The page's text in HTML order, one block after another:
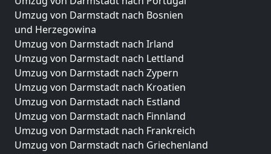
Umzug von Darmstadt nach Bosnien
und Herzegowina
Umzug von Darmstadt nach Irland
Umzug von Darmstadt nach Lettland
Umzug von Darmstadt nach Zypern
Umzug von Darmstadt nach Kroatien
Umzug von Darmstadt nach Estland
Umzug von Darmstadt nach Finnland
Umzug von Darmstadt nach Frankreich
Umzug von Darmstadt nach Griechenland